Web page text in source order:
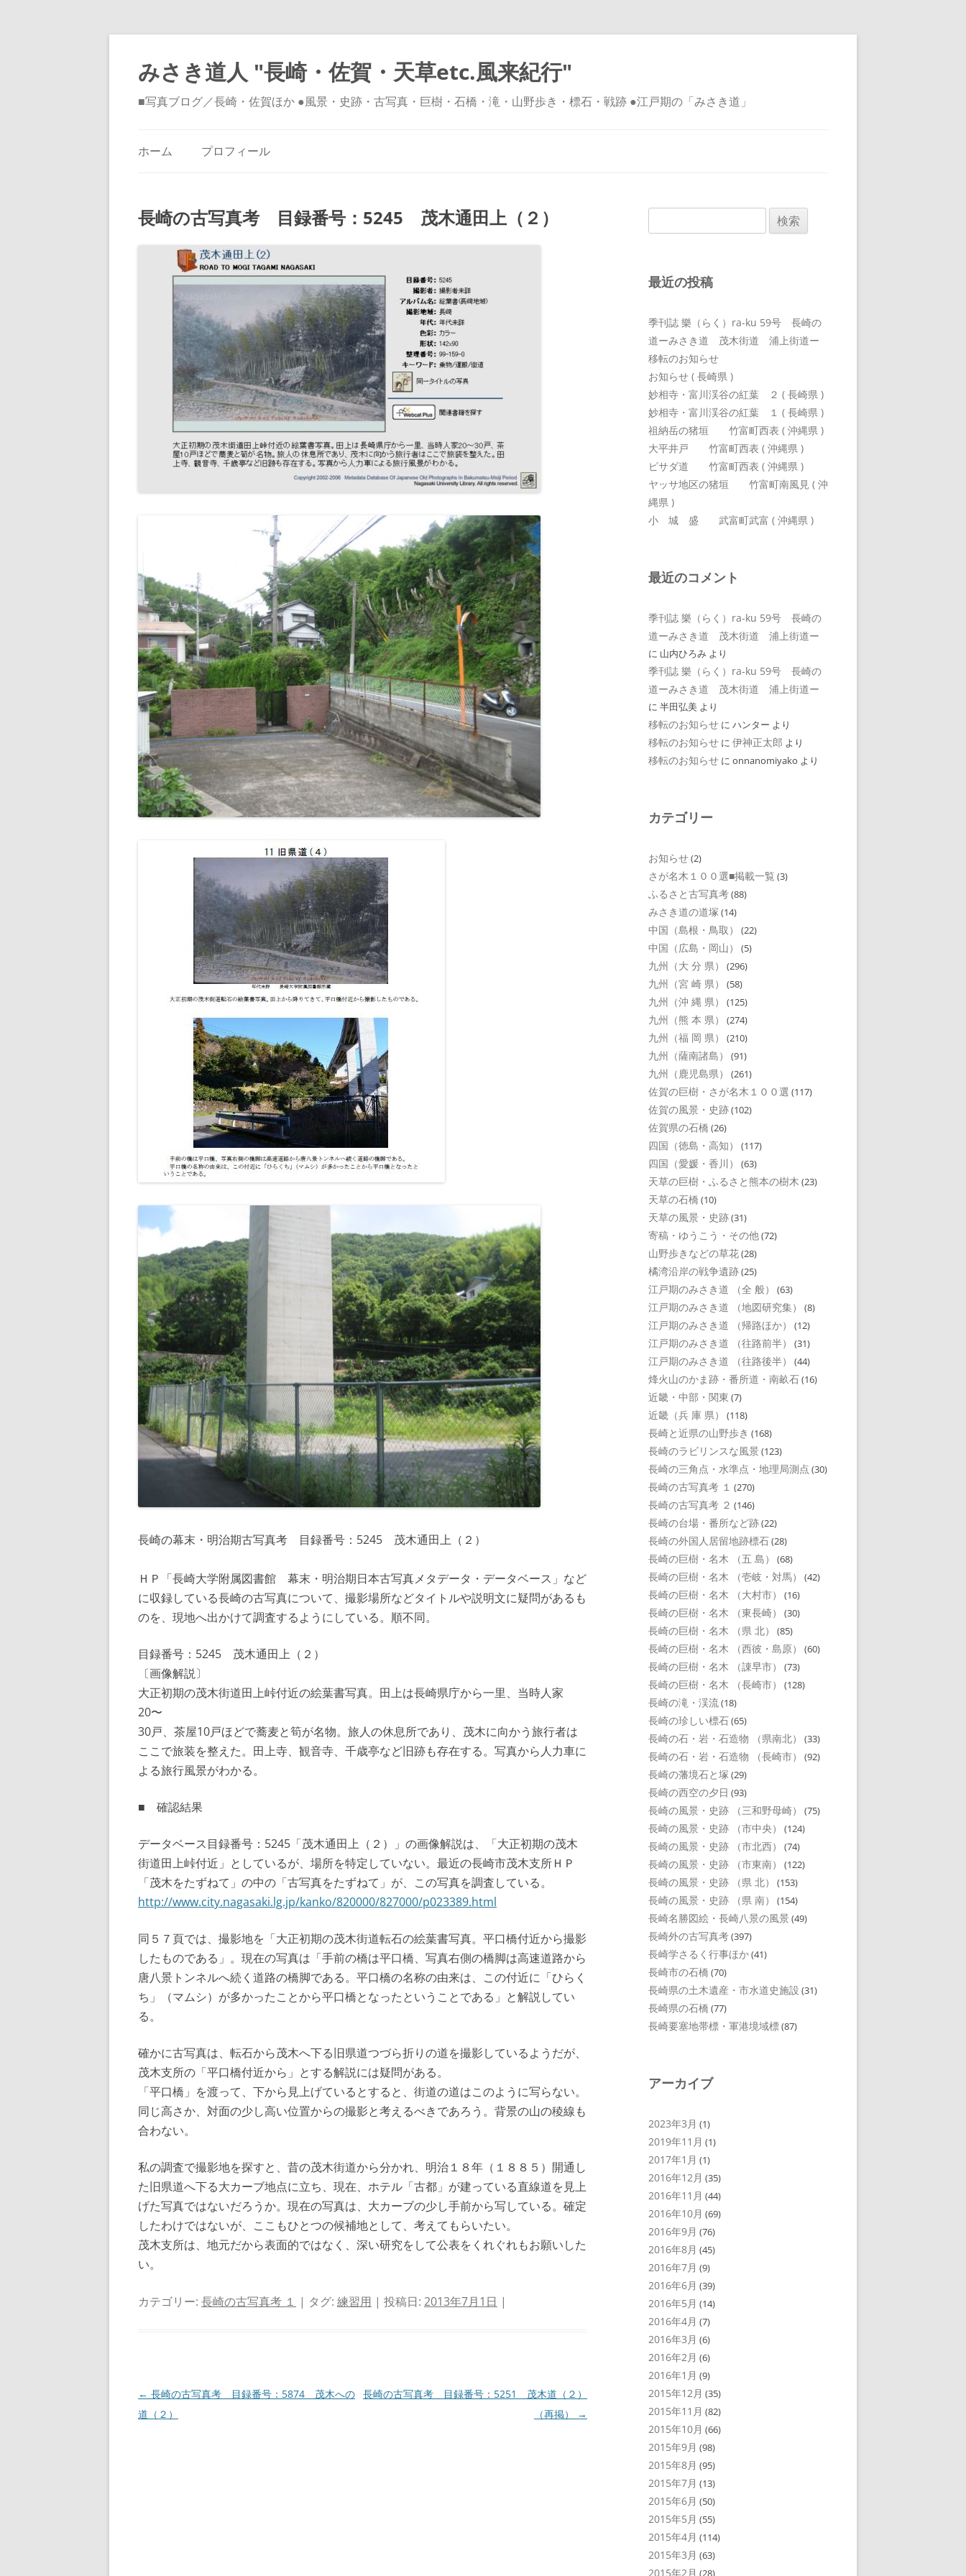
みさき道人 "長崎・佐賀・天草etc.風来紀行"
■写真ブログ／長崎・佐賀ほか ●風景・史跡・古写真・巨樹・石橋・滝・山野歩き・標石・戦跡 ●江戸期の「みさき道」
ッ
プ
ホーム プロフィール
長崎の古写真考 目録番号：5245 茂木通田上（２）
長崎の幕末・明治期古写真考 目録番号：5245 茂木通田上（２）
ＨＰ「長崎大学附属図書館 幕末・明治期日本古写真メタデータ・データベース」など
に収録している長崎の古写真について、撮影場所などタイトルや説明文に疑問があるも
のを、現地へ出かけて調査するようにしている。順不同。
目録番号：5245 茂木通田上（２）
〔画像解説〕
大正初期の茂木街道田上峠付近の絵葉書写真。田上は長崎県庁から一里、当時人家
20〜
30戸、茶屋10戸ほどで蕎麦と筍が名物。旅人の休息所であり、茂木に向かう旅行者は
ここで旅装を整えた。田上寺、観音寺、千歳亭など旧跡も存在する。写真から人力車に
よる旅行風景がわかる。
■ 確認結果
データベース目録番号：5245「茂木通田上（２）」の画像解説は、「大正初期の茂木
街道田上峠付近」としているが、場所を特定していない。最近の長崎市茂木支所ＨＰ
「茂木をたずねて」の中の「古写真をたずねて」が、この写真を調査している。
http://www.city.nagasaki.lg.jp/kanko/820000/827000/p023389.html
同５７頁では、撮影地を「大正初期の茂木街道転石の絵葉書写真。平口橋付近から撮影
したものである」。現在の写真は「手前の橋は平口橋、写真右側の橋脚は高速道路から
唐八景トンネルへ続く道路の橋脚である。平口橋の名称の由来は、この付近に「ひらく
ち」（マムシ）が多かったことから平口橋となったということである」と解説してい
る。
確かに古写真は、転石から茂木へ下る旧県道つづら折りの道を撮影しているようだが、
茂木支所の「平口橋付近から」とする解説には疑問がある。
「平口橋」を渡って、下から見上げているとすると、街道の道はこのように写らない。
同じ高さか、対面の少し高い位置からの撮影と考えるべきであろう。背景の山の稜線も
合わない。
私の調査で撮影地を探すと、昔の茂木街道から分かれ、明治１８年（１８８５）開通し
た旧県道へ下る大カーブ地点に立ち、現在、ホテル「古都」が建っている直線道を見上
げた写真ではないだろうか。現在の写真は、大カーブの少し手前から写している。確定
したわけではないが、ここもひとつの候補地として、考えてもらいたい。
茂木支所は、地元だから表面的ではなく、深い研究をして公表をくれぐれもお願いした
い。
カテゴリー: 長崎の古写真考 １ | タグ: 練習用 | 投稿日: 2013年7月1日 |
投
稿
← 長崎の古写真考 目録番号：5874 茂木への
道（２）
長崎の古写真考 目録番号：5251 茂木道（２）
（再掲）
→
索:
最近の投稿
季刊誌 樂（らく）ra-ku 59号 長崎の
道ーみさき道 茂木街道 浦上街道ー
移転のお知らせ
お知らせ ( 長崎県 )
妙相寺・富川渓谷の紅葉 ２ ( 長崎県 )
妙相寺・富川渓谷の紅葉 １ ( 長崎県 )
祖納岳の猪垣 竹富町西表 ( 沖縄県 )
大平井戸 竹富町西表 ( 沖縄県 )
ピサダ道 竹富町西表 ( 沖縄県 )
ヤッサ地区の猪垣 竹富町南風見 ( 沖
縄県 )
小 城 盛 武富町武富 ( 沖縄県 )
最近のコメント
季刊誌 樂（らく）ra-ku 59号 長崎の
道ーみさき道 茂木街道 浦上街道ー
に 山内ひろみ より
季刊誌 樂（らく）ra-ku 59号 長崎の
道ーみさき道 茂木街道 浦上街道ー
に 半田弘美 より
移転のお知らせ に ハンター より
移転のお知らせ に 伊神正太郎 より
移転のお知らせ に onnanomiyako より
カテゴリー
お知らせ(2)
さが名木１００選■掲載一覧 (3)
ふるさと古写真考(88)
みさき道の道塚 (14)
中国（島根・鳥取） (22)
中国（広島・岡山） (5)
九州（大 分 県） (296)
九州（宮 崎 県） (58)
九州（沖 縄 県） (125)
九州（熊 本 県） (274)
九州（福 岡 県） (210)
九州（薩南諸島） (91)
九州（鹿児島県） (261)
佐賀の巨樹・さが名木１００選 (117)
佐賀の風景・史跡(102)
佐賀県の石橋 (26)
四国（徳島・高知） (117)
四国（愛媛・香川） (63)
天草の巨樹・ふるさと熊本の樹木 (23)
天草の石橋 (10)
天草の風景・史跡(31)
寄稿・ゆうこう・その他(72)
山野歩きなどの草花(28)
橘湾沿岸の戦争遺跡(25)
江戸期のみさき道 （全 般） (63)
江戸期のみさき道 （地図研究集） (8)
江戸期のみさき道 （帰路ほか） (12)
江戸期のみさき道 （往路前半） (31)
江戸期のみさき道 （往路後半） (44)
烽火山のかま跡・番所道・南畝石(16)
近畿・中部・関東 (7)
近畿（兵 庫 県） (118)
長崎と近県の山野歩き (168)
長崎のラビリンスな風景 (123)
長崎の三角点・水準点・地理局測点 (30)
長崎の古写真考 １ (270)
長崎の古写真考 ２ (146)
長崎の台場・番所など跡(22)
長崎の外国人居留地跡標石(28)
長崎の巨樹・名木 （五 島） (68)
長崎の巨樹・名木 （壱岐・対馬） (42)
長崎の巨樹・名木 （大村市） (16)
長崎の巨樹・名木 （東長崎） (30)
長崎の巨樹・名木 （県 北） (85)
長崎の巨樹・名木 （西彼・島原） (60)
長崎の巨樹・名木 （諌早市） (73)
長崎の巨樹・名木 （長崎市） (128)
長崎の滝・渓流(18)
長崎の珍しい標石(65)
長崎の石・岩・石造物 （県南北） (33)
長崎の石・岩・石造物 （長崎市） (92)
長崎の藩境石と塚 (29)
長崎の西空の夕日 (93)
長崎の風景・史跡 （三和野母崎） (75)
長崎の風景・史跡 （市中央） (124)
長崎の風景・史跡 （市北西） (74)
長崎の風景・史跡 （市東南） (122)
長崎の風景・史跡 （県 北） (153)
長崎の風景・史跡 （県 南） (154)
長崎名勝図絵・長崎八景の風景 (49)
長崎外の古写真考(397)
長崎学さるく行事ほか(41)
長崎市の石橋 (70)
長崎県の土木遺産・市水道史施設 (31)
長崎県の石橋 (77)
長崎要塞地帯標・軍港境域標(87)
アーカイブ
2023年3月 (1)
2019年11月 (1)
2017年1月 (1)
2016年12月 (35)
2016年11月 (44)
2016年10月 (69)
2016年9月 (76)
2016年8月 (45)
2016年7月 (9)
2016年6月 (39)
2016年5月 (14)
2016年4月 (7)
2016年3月 (6)
2016年2月 (6)
2016年1月 (9)
2015年12月 (35)
2015年11月 (82)
2015年10月 (66)
2015年9月 (98)
2015年8月 (95)
2015年7月 (13)
2015年6月 (50)
2015年5月 (55)
2015年4月 (114)
2015年3月 (63)
2015年2月 (28)